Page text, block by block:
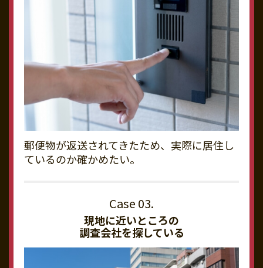
郵便物が返送されてきたため、実際に居住し
ているのか確かめたい。
現地に近いところの
調査会社を探している